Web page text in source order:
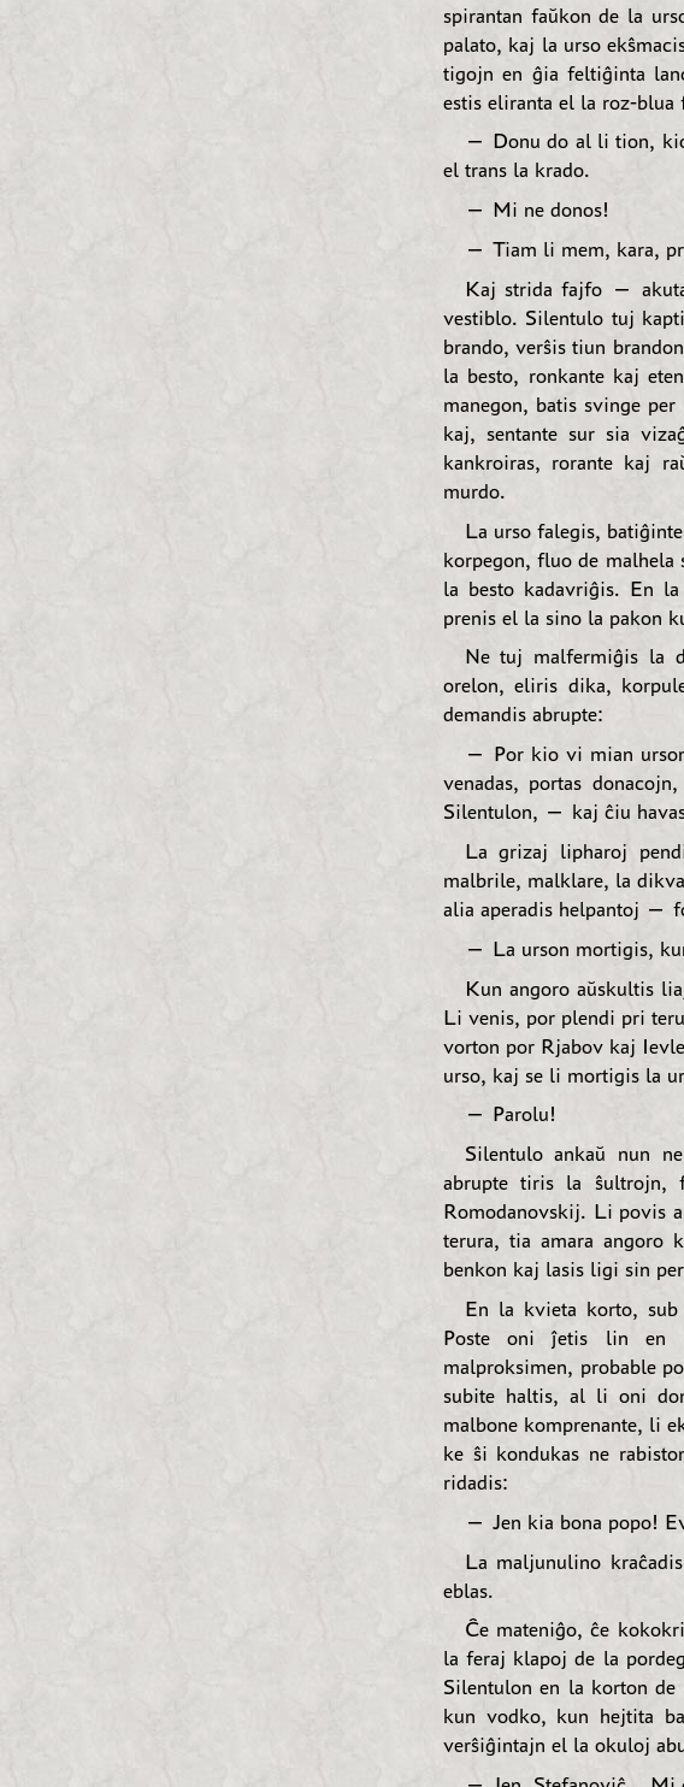
spirantan faŭkon de la
palato, kaj la urso
tigojn en ĝia feltiĝinta
estis eliranta el la roz-blua
— Donu do al li tion,
el trans la krado.
— Mi ne donos!
— Tiam li mem, kara,
Kaj strida fajfo —
vestiblo. Silentulo tuj
brando, verŝis tiun
la besto, ronkante kaj
manegon, batis svinge
kaj, sentante sur sia
kankroiras, rorante kaj
murdo.
La urso falegis,
korpegon, fluo de malhela
la besto kadavriĝis. En
prenis el la sino la pakon
Ne tuj malfermiĝis la
orelon, eliris dika,
demandis abrupte:
— Por kio vi mian
venadas, portas
Silentulon, — kaj ĉiu
La grizaj lipharoj
malbrile, malklare, la
alia aperadis helpantoj —
— La urson mortigis,
Kun angoro aŭskultis
Li venis, por plendi pri
vorton por Rjabov kaj
urso, kaj se li mortigis la
— Parolu!
Silentulo ankaŭ nun
abrupte tiris la ŝultrojn,
Romodanovskij. Li povis
terura, tia amara angoro
benkon kaj lasis ligi sin
En la kvieta korto,
Poste oni ĵetis lin en
malproksimen, probable
subite haltis, al li oni
malbone komprenante, li
ke ŝi kondukas ne
ridadis:
— Jen kia bona popo!
La maljunulino
eblas.
Ĉe mateniĝo, ĉe
la feraj klapoj de la
Silentulon en la korton
kun vodko, kun hejtita
verŝiĝintajn el la okuloj